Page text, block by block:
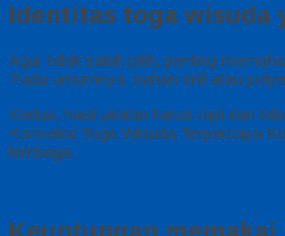
Identitas toga wisuda
Agar tidak salah pilih, penting
Pada umumnya, bahan drill atau
Kedua, hasil jahitan harus rapi dan
Konveksi Toga Wisuda Terpercaya
lembaga.